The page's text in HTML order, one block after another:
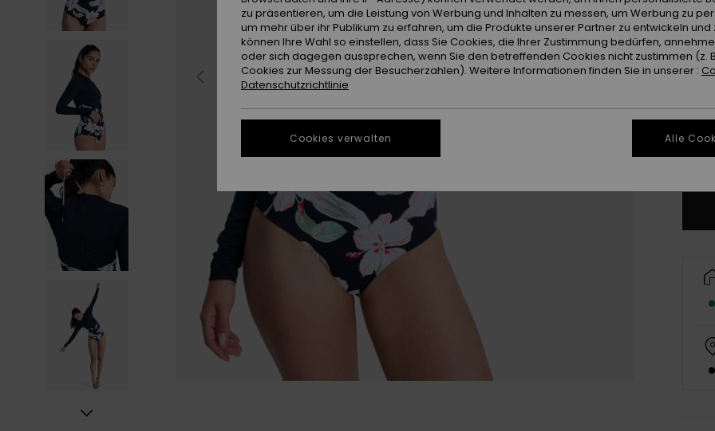
zu präsentieren, um die Leistung von Werbung und Inhalten zu messen, um Werbung zu
um mehr über ihr Publikum zu erfahren, um die Produkte unserer Partner zu entwickeln und
können Ihre Wahl so einstellen, dass Sie Cookies, die Ihrer Zustimmung bedürfen,
oder sich dagegen aussprechen, wenn Sie den betreffenden Cookies nicht zustimmen (z.
Cookies zur Messung der Besucherzahlen). Weitere Informationen finden Sie in unserer :
Datenschutzrichtlinie
Cookies verwalten Alle